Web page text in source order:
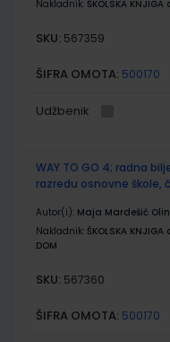
Nakladnik: ŠKOLSKA KNJIGA
SKU: 567359
ŠIFRA OMOTA: 500170
Udžbenik
WAY TO GO 4; radna
razredu osnovne
Autor(i): Maja Mardešić
Nakladnik: ŠKOLSKA KNJIGA
DOM
SKU: 567360
ŠIFRA OMOTA: 500170